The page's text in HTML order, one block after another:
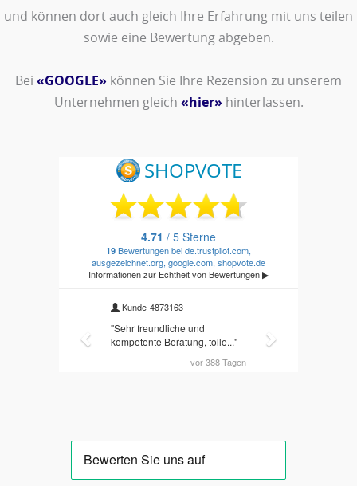
und können dort auch gleich Ihre Erfahrung mit uns teilen
sowie eine Bewertung abgeben.
Bei «GOOGLE» können Sie Ihre Rezension zu unserem
Unternehmen gleich «hier» hinterlassen.